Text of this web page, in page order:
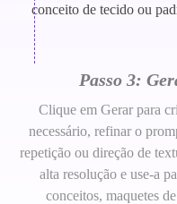
conceito de tecido ou
Passo 3:
Clique em Gerar para
necessário, refinar o
repetição ou direção de
alta resolução e use-a
conceitos, maquetes